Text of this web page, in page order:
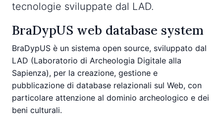
tecnologie sviluppate dal LAD.
BraDypUS web database system
BraDypUS è un sistema open source, sviluppato dal
LAD (Laboratorio di Archeologia Digitale alla
Sapienza), per la creazione, gestione e
pubblicazione di database relazionali sul Web, con
particolare attenzione al dominio archeologico e dei
beni culturali.